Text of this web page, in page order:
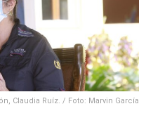
Claudia Ruíz. / Foto: Marvin García